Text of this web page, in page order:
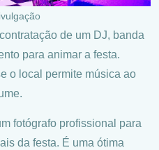
de um DJ, banda
para animar a festa.
o local permite música ao
fotógrafo profissional para
da festa. É uma ótima